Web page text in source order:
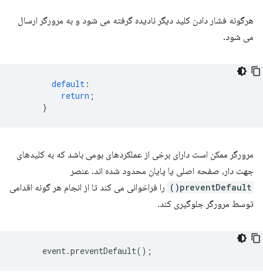
هرگونه فشار دادن کلید دیگر نادیده گرفته می شود و به مرورگر ارسال
می شود.
default :
return ;
}
مرورگر ممکن است دارای برخی از عملکردهای بومی باشد که به کلیدهای
جهت دار، صفحه اصلی یا پایان محدود شده اند. عنصر
preventDefault()
را فراخوانی می کند تا از انجام هر گونه اقدامی
توسط مرورگر جلوگیری کند.
event.preventDefault();